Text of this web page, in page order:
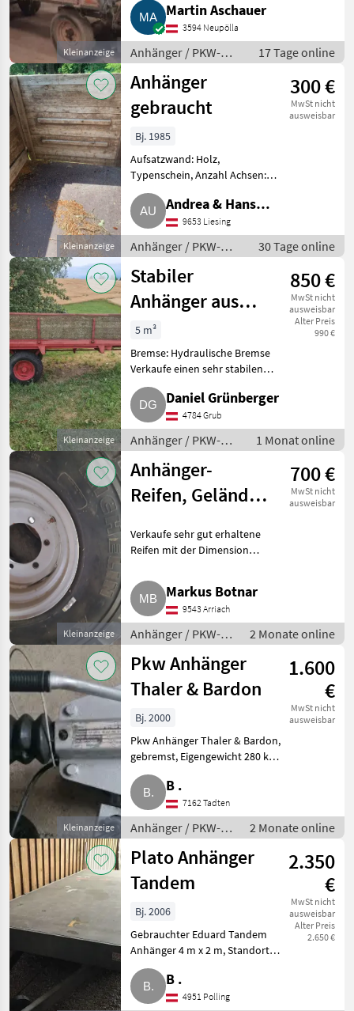
Kleinanzeige
Martin Aschauer
3594 Neupölla
Anhänger / PKW-
Anhänger
17 Tage online
Kleinanzeige
Anhänger
gebraucht
300 €
MwSt nicht
ausweisbar
Bj. 1985
Aufsatzwand: Holz,
Typenschein, Anzahl Achsen:
Einachser Gebrauchter
Anhänger, massive Bauweise,
guter Boden, Holzaufbau,
Bordwände sind rostig,
Feststellbremse, gute
Andrea & Hans
Unterguggenberger
9653 Liesing
Anhänger / PKW-
Anhänger
30 Tage online
Kleinanzeige
Stabiler
Anhänger aus
Pöttinger
Miststreuer
umgebaut
850 €
MwSt nicht
ausweisbar
Alter Preis
990 €
5 m³
Bremse: Hydraulische Bremse
Verkaufe einen sehr stabilen
Anhänger, umgebaut aus einem
Pöttinger Miststreuer. Ideal als
Transportanhänger für Holz,
Schüttgut, Heu ode
Daniel Grünberger
4784 Grub
Anhänger / PKW-
Anhänger
1 Monat online
Kleinanzeige
Anhänger-
Reifen, Gelände-
700 €
MwSt nicht
ausweisbar
Verkaufe sehr gut erhaltene
Reifen mit der Dimension
Kipper montiert. Preis für beide.
Anhänger PKW-Anhänger
Markus Botnar
9543 Arriach
Anhänger / PKW-
Anhänger
2 Monate online
Kleinanzeige
Pkw Anhänger
Thaler & Bardon
1.600
€
MwSt nicht
ausweisbar
Bj. 2000
Pkw Anhänger Thaler & Bardon,
gebremst, Eigengewicht 280 kg,
höchst zul. Gesamtgewicht
1.050, Maße ca. 250 x 130 cm
innen. Euro 1.600. Wippe ist
demontiert und wird
B .
7162 Tadten
Anhänger / PKW-
Anhänger
2 Monate online
Plato Anhänger
Tandem
2.350
€
MwSt nicht
ausweisbar
Alter Preis
2.650 €
Bj. 2006
Gebrauchter Eduard Tandem
Anhänger 4 m x 2 m, Standort
4951. Anhänger PKW-Anhänger
B .
4951 Polling